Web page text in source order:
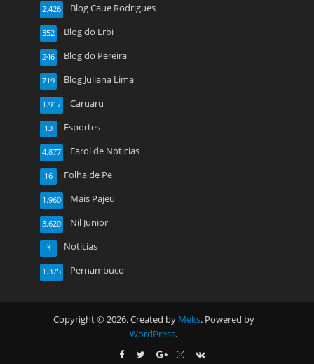
Blog Caue Rodrigues
2.426
Blog do Erbi
352
Blog do Pereira
246
Blog Juliana Lima
719
Caruaru
1.917
Esportes
13
Farol de Noticias
4.877
Folha de Pe
16
Mais Pajeu
1.960
Nil Junior
3.620
Notícias
3
Pernambuco
1.375
Copyright © 2026. Created by Meks. Powered by
WordPress.